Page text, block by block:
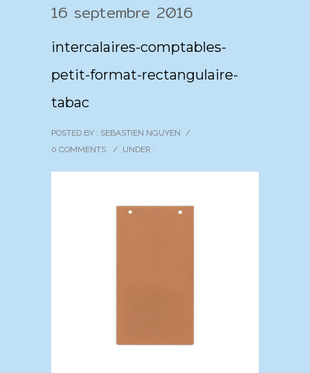
16 septembre 2016
intercalaires-comptables-
petit-format-rectangulaire-
tabac
POSTED BY : SEBASTIEN NGUYEN /
0 COMMENTS
/ UNDER :